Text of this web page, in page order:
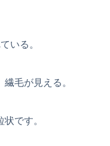
いる。
毛が見える。
です。